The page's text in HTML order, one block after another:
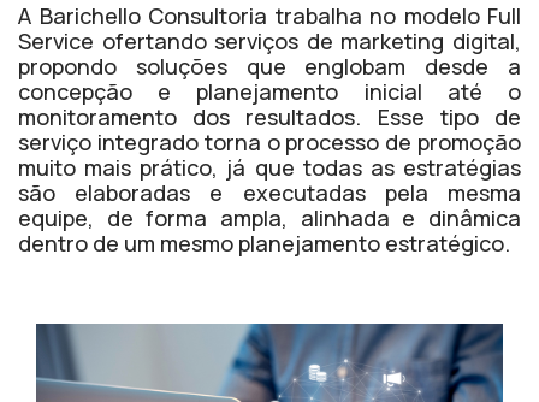
A Barichello Consultoria trabalha no modelo Full
Service ofertando serviços de marketing digital,
propondo soluções que englobam desde a
concepção e planejamento inicial até o
monitoramento dos resultados. Esse tipo de
serviço integrado torna o processo de promoção
muito mais prático, já que todas as estratégias
são elaboradas e executadas pela mesma
equipe, de forma ampla, alinhada e dinâmica
dentro de um mesmo planejamento estratégico.